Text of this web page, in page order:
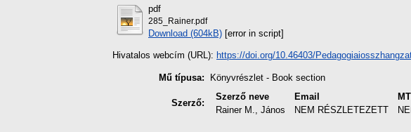
pdf
285_Rainer.pdf
Download (604kB) [error in script]
Hivatalos webcím (URL): https://doi.org/10.46403/
Mű típusa: Könyvrészlet - Book section
Szerző:
Szerző neve Email
Rainer M., János
NEM RÉSZLETEZETT